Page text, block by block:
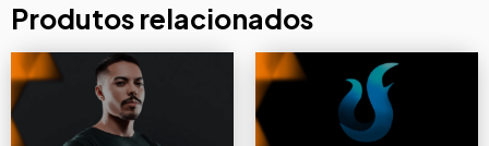
Produtos relacionados